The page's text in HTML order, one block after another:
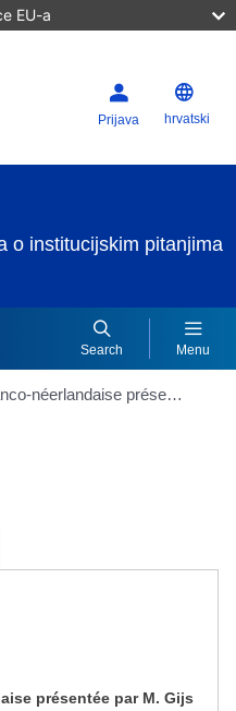
EU-a
Prijava hrvatski
o institucijskim pitanjima
Search Menu
Contribution franco-néerlandaise présentée par M. Gijs de Vries et M. Dominique de Villepin "Renforcement du rôle de la Commission"
présentée par M. Gijs